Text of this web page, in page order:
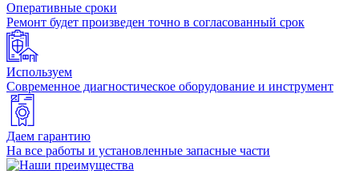
Оперативные сроки
Ремонт будет произведен точно в согласованный срок
Используем
Современное диагностическое оборудование и инструмент
Даем гарантию
На все работы и установленные запасные части